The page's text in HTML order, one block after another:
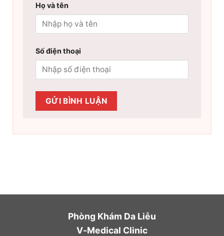
Họ và tên
Số điện thoại
Phòng Khám Da Liễu
V-Medical Clinic